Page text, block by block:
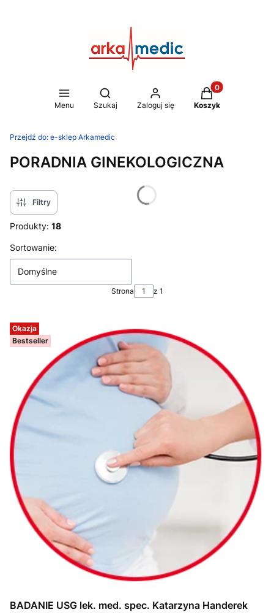
Menu
Otwórz wyszukiwarkę
Szukaj Zaloguj się
Produkty w
Koszyk
Przejdź do: e-sklep Arkamedic
PORADNIA GINEKOLOGICZNA
Filtry
Produkty: 18
Lista produktów
Sortowanie:
Domyślne
Strona z 1
Okazja
Bestseller
BADANIE USG lek. med. spec. Katarzyna Handerek